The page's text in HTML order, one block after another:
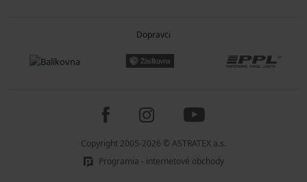
Dopravci
Copyright 2005-2026 © ASTRATEX a.s.
Programia - internetové obchody